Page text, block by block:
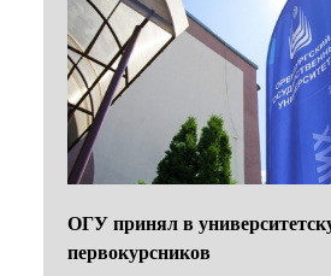
ОГУ принял в
первокурсников